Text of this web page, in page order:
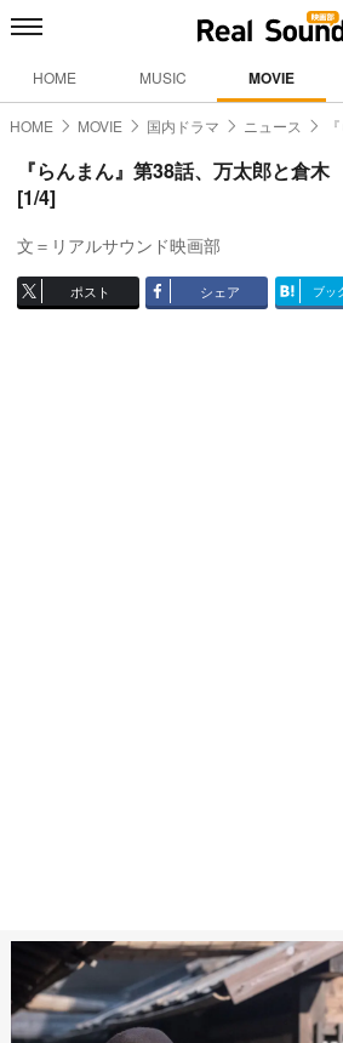
HOME MUSIC MOVIE
HOME MOVIE 国内ドラマ ニュース
『らんまん』第38話、万太郎と倉
[1/4]
文＝リアルサウンド映画部
ポスト シェア ブッ